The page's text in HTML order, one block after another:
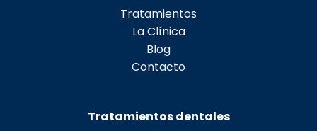
Tratamientos
La Clínica
Blog
Contacto
Tratamientos dentales